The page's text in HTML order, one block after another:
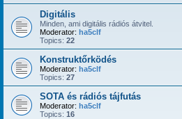
Digitális
Minden, ami digitális rádiós átvitel.
Moderator: ha5clf
Topics: 22
Konstruktőrködés
Moderator: ha5clf
Topics: 27
SOTA és rádiós tájfutás
Moderator: ha5clf
Topics: 16